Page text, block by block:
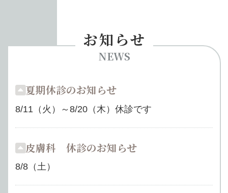
お知らせ
夏期休診のお知らせ
8/11（火）～8/20（木）休診です
皮膚科 休診のお知らせ
8/8（土）